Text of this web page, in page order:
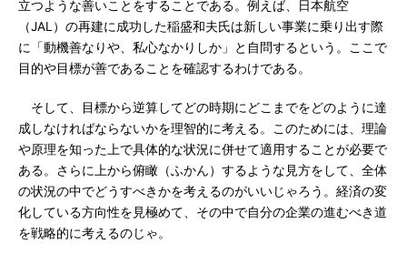
立つような善いことをすることである。例えば、日本航空
（JAL）の再建に成功した稲盛和夫氏は新しい事業に乗り出す際
に「動機善なりや、私心なかりしか」と自問するという。ここで
目的や目標が善であることを確認するわけである。
そして、目標から逆算してどの時期にどこまでをどのように達
成しなければならないかを理智的に考える。このためには、理論
や原理を知った上で具体的な状況に併せて適用することが必要で
ある。さらに上から俯瞰（ふかん）するような見方をして、全体
の状況の中でどうすべきかを考えるのがいいじゃろう。経済の変
化している方向性を見極めて、その中で自分の企業の進むべき道
を戦略的に考えるのじゃ。